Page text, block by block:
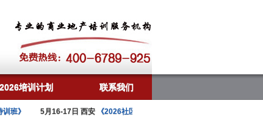
2026培训计划 联系我们
5月16-17日 西安 《2026社区&街区商业招商破局特训营》